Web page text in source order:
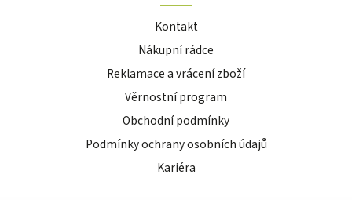
Kontakt
Nákupní rádce
Reklamace a vrácení zboží
Věrnostní program
Obchodní podmínky
Podmínky ochrany osobních údajů
Kariéra